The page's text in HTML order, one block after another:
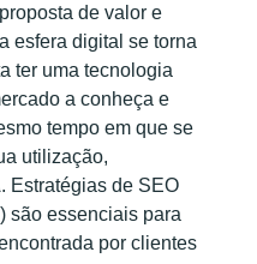
de valor e
esfera digital se torna
ter uma tecnologia
a conheça e
tempo em que se
utilização,
Estratégias de SEO
são essenciais para
por clientes